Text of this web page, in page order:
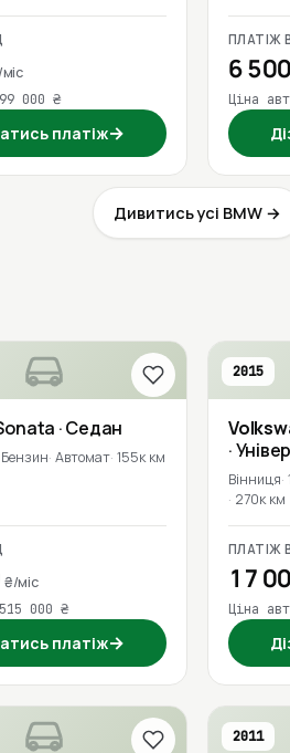
000 ₴
платіж→
ПЛАТІЖ
6
Ціна
Дивитись усі BMW →
· Седан
Бензин Автомат 155к км
₴/міс
000 ₴
платіж→
2015
·
Вінниця
270к км
ПЛАТІЖ
17
Ціна
2011